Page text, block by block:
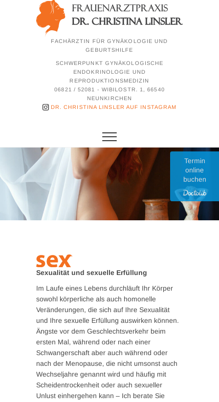
FACHÄRZTIN FÜR GYNÄKOLOGIE UND
GEBURTSHILFE
SCHWERPUNKT GYNÄKOLOGISCHE
ENDOKRINOLOGIE UND
REPRODUKTIONSMEDIZIN
06821 / 52081 - WIBILOSTR. 1, 66540
NEUNKIRCHEN
DR. CHRISTINA LINSLER AUF INSTAGRAM
Sexualität und sexuelle Erfüllung
Im Laufe eines Lebens durchläuft Ihr Körper
sowohl körperliche als auch homonelle
Veränderungen, die sich auf Ihre Sexualität
und Ihre sexuelle Erfüllung auswirken können.
Ängste vor dem Geschlechtsverkehr beim
ersten Mal, während oder nach einer
Schwangerschaft aber auch während oder
nach der Menopause, die nicht umsonst auch
Wechseljahre genannt wird und häufig mit
Scheidentrockenheit oder auch sexueller
Unlust einhergehen kann – Ich berate Sie
Termin
online
buchen